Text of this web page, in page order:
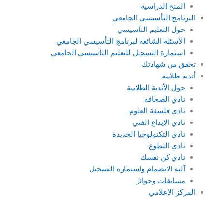
المنح الدراسية
البرنامج التأسيسي الجامعي
حول التعليم التأسيسي
الأسئلة الشائعة لبرنامج التأسيسي الجامعي
استمارة التسجيل للتعليم التأسيسي الجامعي
تحقق من شهادتك
أندية طلابية
حول الأندية الطلابية
نادي الصحافة
نادي فلسفة العلوم
نادي الإبداع الفني
نادي التكنولوجيا الجديدة
نادي التطوع
نادي كن نفسك
آلية الانضمام واستمارة التسجيل
مسابقات وجوائز
المركز الإعلامي